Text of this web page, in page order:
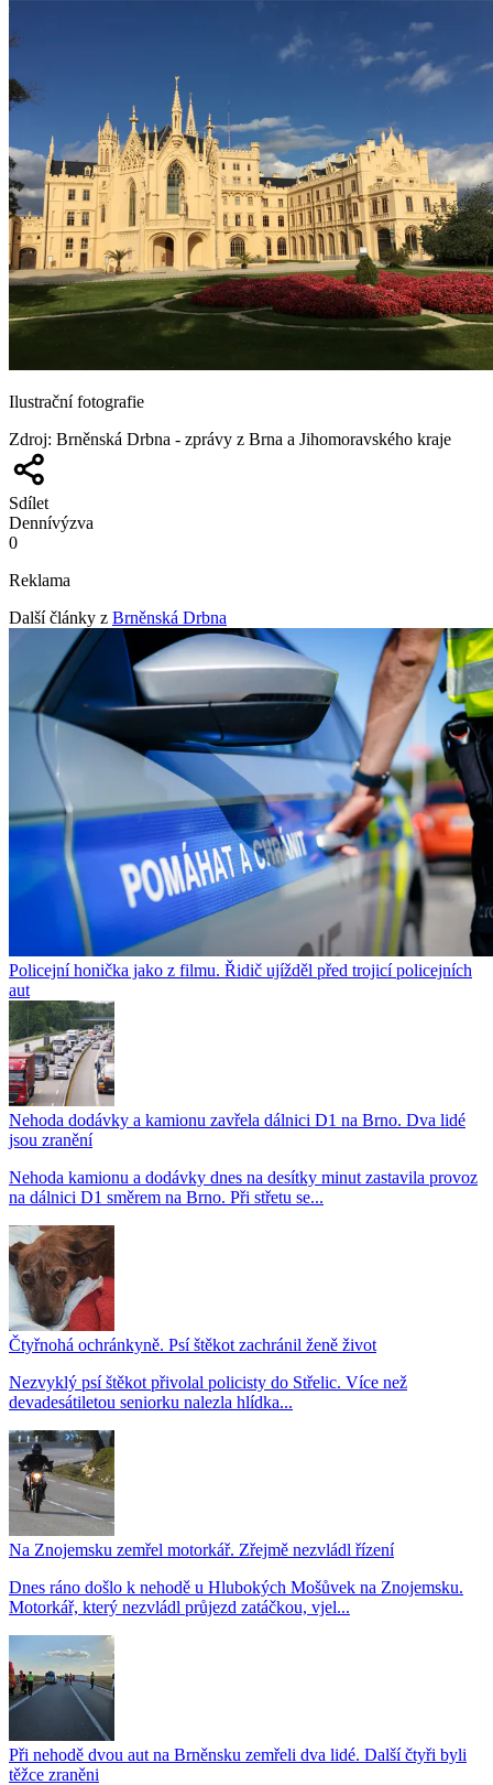
Ilustrační fotografie
Zdroj: Brněnská Drbna - zprávy z Brna a Jihomoravského kraje
Sdílet
Dennívýzva
0
Reklama
Další články z Brněnská Drbna
Policejní honička jako z filmu. Řidič ujížděl před trojicí policejních
aut
Nehoda dodávky a kamionu zavřela dálnici D1 na Brno. Dva lidé
jsou zranění
Nehoda kamionu a dodávky dnes na desítky minut zastavila provoz
na dálnici D1 směrem na Brno. Při střetu se...
Čtyřnohá ochránkyně. Psí štěkot zachránil ženě život
Nezvyklý psí štěkot přivolal policisty do Střelic. Více než
devadesátiletou seniorku nalezla hlídka...
Na Znojemsku zemřel motorkář. Zřejmě nezvládl řízení
Dnes ráno došlo k nehodě u Hlubokých Mošůvek na Znojemsku.
Motorkář, který nezvládl průjezd zatáčkou, vjel...
Při nehodě dvou aut na Brněnsku zemřeli dva lidé. Další čtyři byli
těžce zraněni